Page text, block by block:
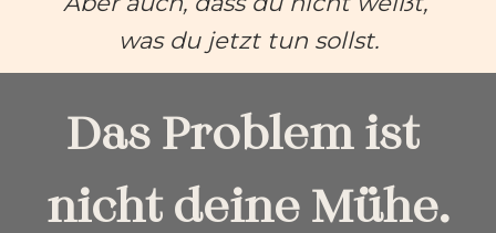
was du jetzt tun sollst.
Das Problem ist
nicht deine Mühe.